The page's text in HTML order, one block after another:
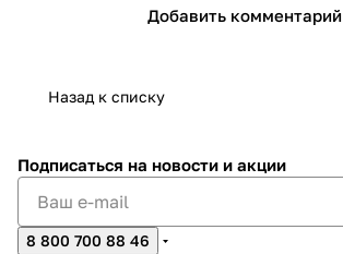
Добавить комментарий
Назад к списку
Подписаться на новости и акции
8 800 700 88 46